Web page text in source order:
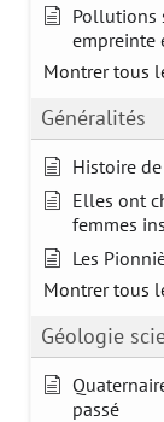
Pollutions
empreinte
Montrer tous
Généralités
Histoire
Elles ont
femmes
Les
Montrer tous
Géologie
passé